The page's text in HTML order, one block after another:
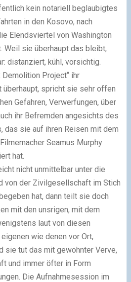
kein notariell beglaubigtes
in den Kosovo, nach
Elendsviertel von Washington
Weil sie überhaupt das bleibt,
distanziert, kühl, vorsichtig.
Project“ ihr
spricht sie sehr offen
Gefahren, Verwerfungen, über
ihr Befremden angesichts des
das sie auf ihren Reisen mit dem
Seamus Murphy
hat.
nicht unmittelbar unter die
von der Zivilgesellschaft im Stich
hat, dann teilt sie doch
mit den unsrigen, mit dem
laut von diesen
wie denen vor Ort,
sie tut das mit gewohnter Verve,
und immer öfter in Form
Die Aufnahmesession im